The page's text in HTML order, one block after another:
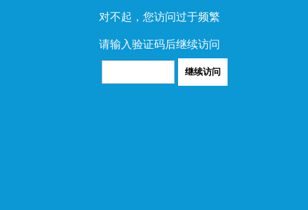
对不起，您访问过于频繁
请输入验证码后继续访问
继续访问